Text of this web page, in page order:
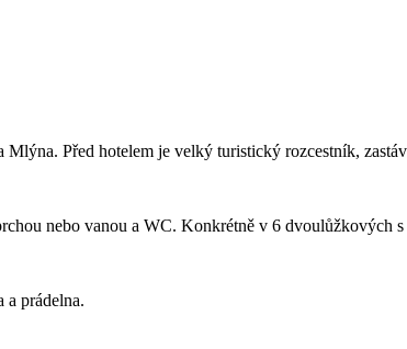
Před hotelem je velký turistický rozcestník,
nebo vanou a WC. Konkrétně v 6 dvoulůžkových
a prádelna.